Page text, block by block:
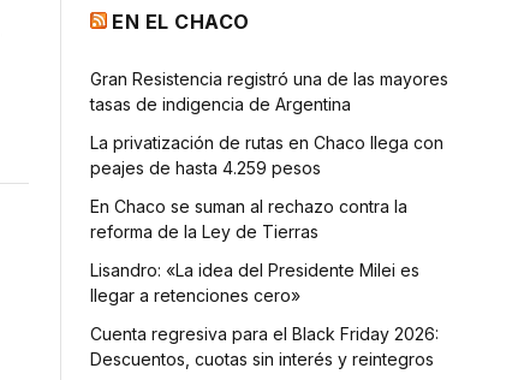
EN EL CHACO
Gran Resistencia registró una de las mayores
tasas de indigencia de Argentina
La privatización de rutas en Chaco llega con
peajes de hasta 4.259 pesos
En Chaco se suman al rechazo contra la
reforma de la Ley de Tierras
Lisandro: «La idea del Presidente Milei es
llegar a retenciones cero»
Cuenta regresiva para el Black Friday 2026:
Descuentos, cuotas sin interés y reintegros